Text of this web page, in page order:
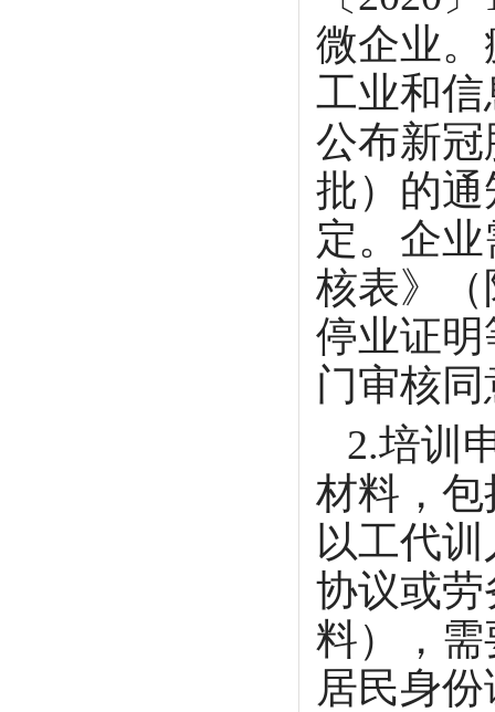
微企业
工业和
公布新
批）的通
定。企
核表》
停业证
门审核
2.培训
材料，
以工代
协议或
料），
居民身